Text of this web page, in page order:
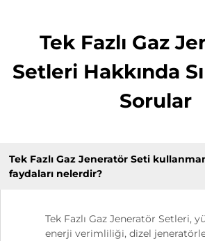
Tek Fazlı Gaz
Setleri Hakkında
Sorular
Tek Fazlı Gaz Jeneratör Seti
faydaları nelerdir?
Tek Fazlı Gaz Jeneratör Setleri,
enerji verimliliği, dizel